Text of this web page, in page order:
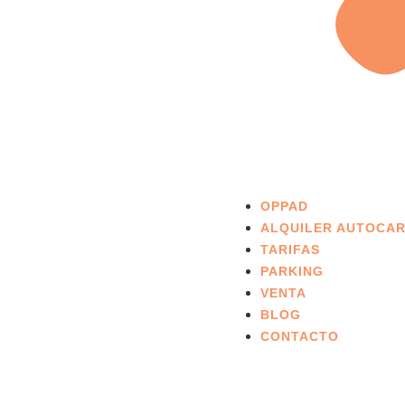
OPPAD
ALQUILER
TARIFAS
PARKING
VENTA
BLOG
CONTACTO